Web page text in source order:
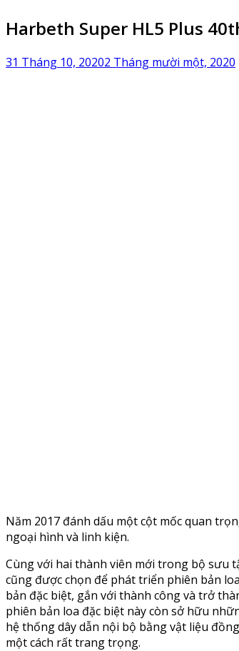
Harbeth Super HL5 Plus
31 Tháng 10, 20202 Tháng mười một, 2020
Năm 2017 đánh dấu một cột mốc quan
ngoại hình và linh kiện.
Cùng với hai thành viên mới trong bộ sưu
cũng được chọn để phát triển phiên bản
bản đặc biệt, gắn với thành công và trở
phiên bản loa đặc biệt này còn sở hữu
hệ thống dây dẫn nội bộ bằng vật liệu
một cách rất trang trọng.